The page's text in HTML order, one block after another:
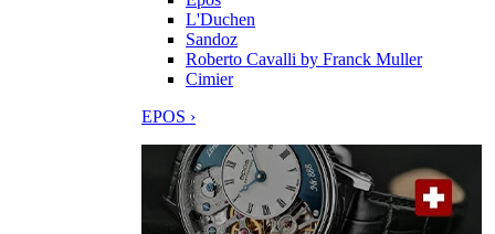
L'Duchen
Sandoz
Roberto Cavalli by Franck Muller
Cimier
EPOS ›